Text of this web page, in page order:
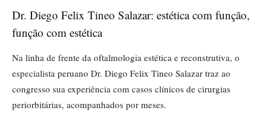
Dr. Diego Felix Tineo Salazar: estética com função,
função com estética
Na linha de frente da oftalmologia estética e reconstrutiva, o
especialista peruano Dr. Diego Felix Tineo Salazar traz ao
congresso sua experiência com casos clínicos de cirurgias
periorbitárias, acompanhados por meses.